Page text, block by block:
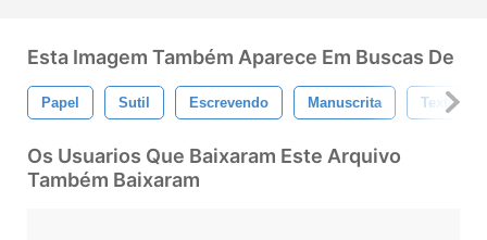
Esta Imagem Também Aparece Em Buscas De
Papel Sutil Escrevendo Manuscrita Textura
Os Usuarios Que Baixaram Este Arquivo
Também Baixaram